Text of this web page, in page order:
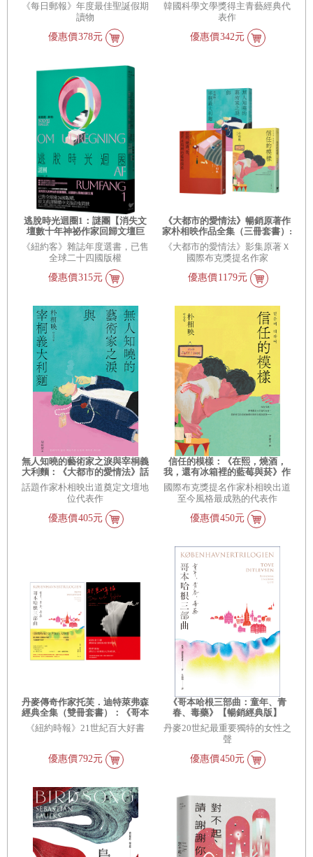
《每日郵報》年度最佳聖誕假期
讀物
優惠價378元
韓國科學文學獎得主青藝經典代
表作
優惠價342元
逃脫時光迴圈1：謎團【消失文
壇數十年神祕作家回歸文壇巨
作】
《紐約客》雜誌年度選書，已售
全球二十四國版權
優惠價315元
《大都市的愛情法》暢銷原著作
家朴相映作品全集（三冊套書）:
在熙，燒酒，我，還有冰箱裡的
藍莓與菸＋信任的模樣＋無人知
曉的藝術家之淚與宰桐義大利麵
《大都市的愛情法》影集原著Ｘ
國際布克獎提名作家
優惠價1179元
無人知曉的藝術家之淚與宰桐義
大利麵：《大都市的愛情法》話
題影集原著、引領韓國文學未來
的話題作家朴相映出道文壇代表
作
話題作家朴相映出道奠定文壇地
位代表作
優惠價405元
信任的模樣：《在熙，燒酒，
我，還有冰箱裡的藍莓與菸》作
家朴相映最新力作（隨書附作者
「信念祝福」印簽扉頁）
國際布克獎提名作家朴相映出道
至今風格最成熟的代表作
優惠價450元
丹麥傳奇作家托芙．迪特萊弗森
經典全集（雙冊套書）：《哥本
哈根三部曲：童年、青春、毒
藥》＋《邪惡的幸福》
《紐約時報》21世紀百大好書
優惠價792元
《哥本哈根三部曲：童年、青
春、毒藥》【暢銷經典版】
（《紐約時報》21世紀百大好書
●丹麥傳奇女作家托芙經典代表
作）
丹麥20世紀最重要獨特的女性之
聲
優惠價450元